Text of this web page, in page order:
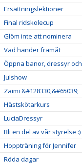
Ersättningslektioner
Final ridskolecup
Glöm inte att nominera
Vad händer framåt
Öppna banor, dressyr
Julshow
Zaimi &#128330;&#65039;
Hästskötarkurs
LuciaDressyr
Bli en del av vår styrelse :)
Hoppträning för Jennifer
Röda dagar